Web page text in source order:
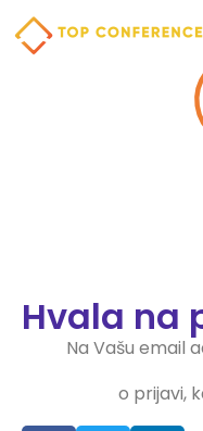
Hvala na
Na Vašu email
o prijavi,